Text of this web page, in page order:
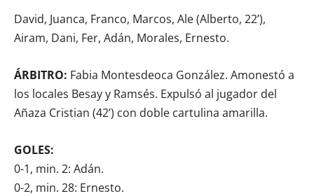
David, Juanca, Franco, Marcos, Ale (Alberto, 22’),
Airam, Dani, Fer, Adán, Morales, Ernesto.
ÁRBITRO: Fabia Montesdeoca González. Amonestó a
los locales Besay y Ramsés. Expulsó al jugador del
Añaza Cristian (42’) con doble cartulina amarilla.
GOLES:
0-1, min. 2: Adán.
0-2, min. 28: Ernesto.